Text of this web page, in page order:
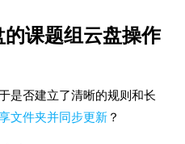
课题组云盘操作
是否建立了清晰的规则和长
文件夹并同步更新 ？